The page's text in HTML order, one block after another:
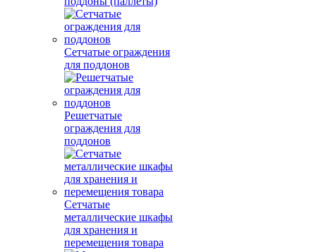
Сетчатые ограждения
для поддонов
Решетчатые
ограждения для
поддонов
Сетчатые
металлические шкафы
для хранения и
перемещения товара